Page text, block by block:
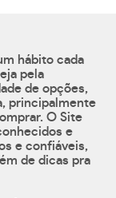
hábito cada
pela
de opções,
principalmente
O Site
e
e confiáveis,
de dicas pra